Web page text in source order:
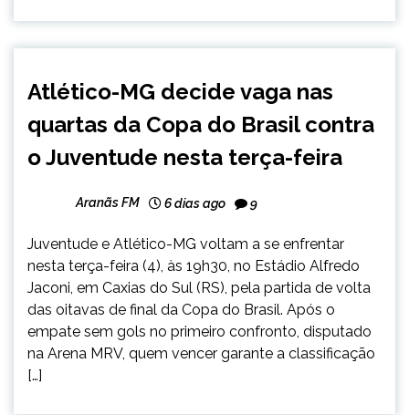
NOTÍCIAS
Atlético-MG decide vaga nas
quartas da Copa do Brasil contra
o Juventude nesta terça-feira
Aranãs FM 6 dias ago 9
Juventude e Atlético-MG voltam a se enfrentar
nesta terça-feira (4), às 19h30, no Estádio Alfredo
Jaconi, em Caxias do Sul (RS), pela partida de volta
das oitavas de final da Copa do Brasil. Após o
empate sem gols no primeiro confronto, disputado
na Arena MRV, quem vencer garante a classificação
[…]